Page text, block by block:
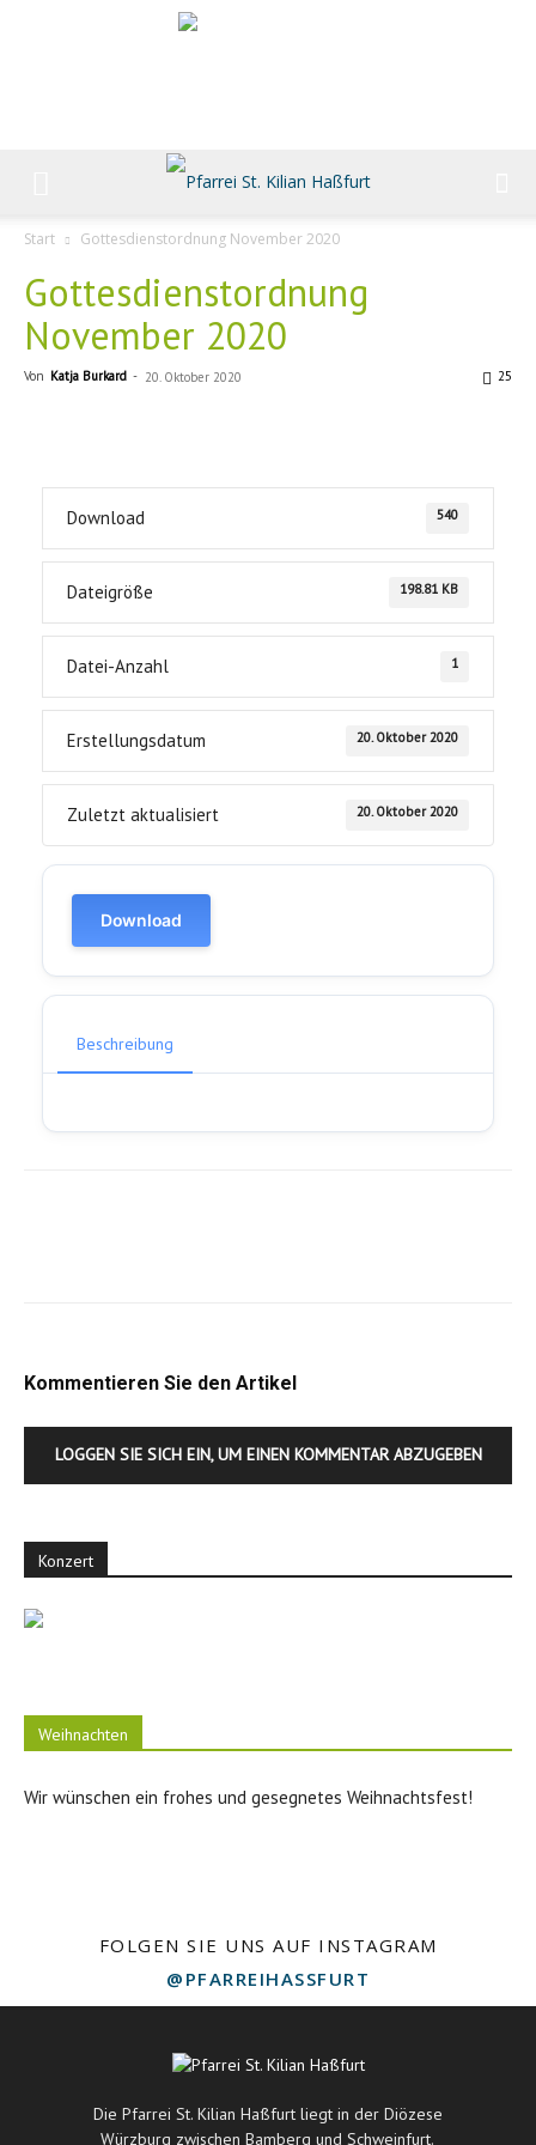
Start Gottesdienstordnung November 2020
Gottesdienstordnung
November 2020
Von Katja Burkard - 20. Oktober 2020 25
Download 540
Dateigröße 198.81 KB
Datei-Anzahl 1
Erstellungsdatum 20. Oktober 2020
Zuletzt aktualisiert 20. Oktober 2020
Download
Beschreibung
Kommentieren Sie den Artikel
LOGGEN SIE SICH EIN, UM EINEN KOMMENTAR ABZUGEBEN
Konzert
Weihnachten
Wir wünschen ein frohes und gesegnetes Weihnachtsfest!
FOLGEN SIE UNS AUF INSTAGRAM
@PFARREIHASSFURT
Die Pfarrei St. Kilian Haßfurt liegt in der Diözese
Würzburg zwischen Bamberg und Schweinfurt.